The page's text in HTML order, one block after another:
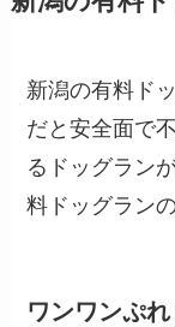
新潟の有料ド
だと安全面で
るドッグラン
料ドッグラン
ワンワンぷ